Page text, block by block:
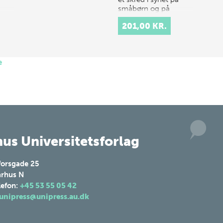
småbørn og på
institutio…
201,00 KR.
Universitetsforlag
25
N
+45 53 55 05 42
unipress@unipress.au.dk